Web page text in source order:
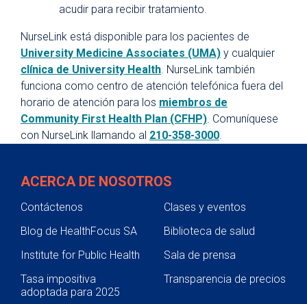
Hospital en Casa
Directorio de departamentos y clínicas
Planificación para una hospitalización
Preparación para una cirugía ambulatoria
Planificación anticipada de la atención
médica
Asistencia financiera y cobertura médica
Asistencia lingüística
Relaciones con los pacientes
acudir para recibir tratamiento.
NurseLink está disponible para los pacientes de
University Medicine Associates (UMA) y cualquier
clínica de University Health. NurseLink también
funciona como centro de atención telefónica fuera del
horario de atención para los miembros de
Community First Health Plan (CFHP). Comuníquese
con NurseLink llamando al 210-358-3000.
ACERCA DE NOSOTROS
Contáctenos
Clases y eventos
Blog de HealthFocus SA
Biblioteca de salud
Institute for Public Health
Sala de prensa
Tasa impositiva
adoptada para 2025
Transparencia de precios